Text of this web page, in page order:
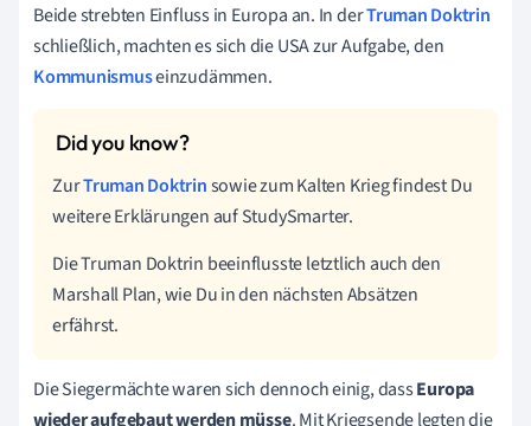
Beide strebten Einfluss in Europa an. In derTruman Doktrin
schließlich, machten es sich die USA zur Aufgabe, den
Kommunismuseinzudämmen.
ZurTruman Doktrinsowie zum Kalten Krieg findest Du
weitere Erklärungen auf StudySmarter.
Die Truman Doktrin beeinflusste letztlich auch den
Marshall Plan, wie Du in den nächsten Absätzen
erfährst.
Die Siegermächte waren sich dennoch einig, dassEuropa
wieder aufgebaut werden müsse. Mit Kriegsende legten die